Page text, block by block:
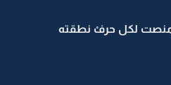
لكل حرفْ نطقته